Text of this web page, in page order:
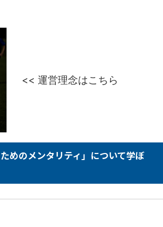
<< 運営理念はこちら
めのメンタリティ」について学ぼ